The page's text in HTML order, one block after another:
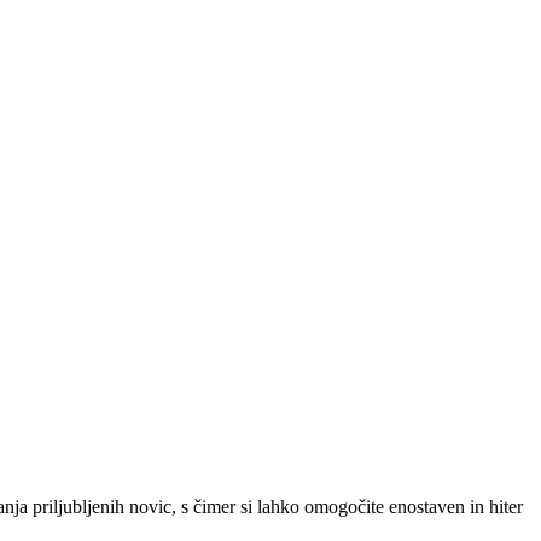
priljubljenih novic, s čimer si lahko omogočite enostaven in hiter